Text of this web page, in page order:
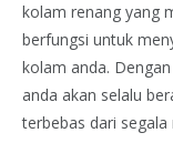
kolam renang yang
berfungsi untuk
kolam anda.
anda akan selalu
terbebas dari